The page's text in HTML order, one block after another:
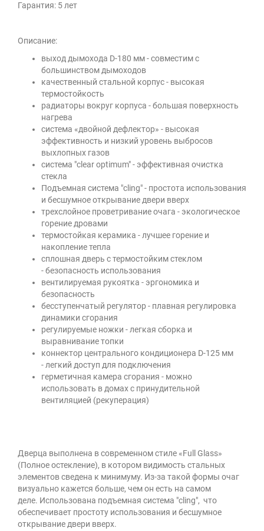
Гарантия: 5 лет
Описание:
выход дымохода D-180 мм - совместим с
большинством дымоходов
качественный стальной корпус - высокая
термостойкость
радиаторы вокруг корпуса - большая поверхность
нагрева
система «двойной дефлектор» - высокая
эффективность и низкий уровень выбросов
выхлопных газов
система "clear optimum" - эффективная очистка
стекла
Подъемная система "cling" - простота использования
и бесшумное открывание двери вверх
трехслойное проветривание очага - экологическое
горение дровами
термостойкая керамика - лучшее горение и
накопление тепла
сплошная дверь с термостойким стеклом
- безопасность использования
вентилируемая рукоятка - эргономика и
безопасность
бесступенчатый регулятор - плавная регулировка
динамики сгорания
регулируемые ножки - легкая сборка и
выравнивание топки
коннектор центрального кондиционера D-125 мм
- легкий доступ для подключения
герметичная камера сгорания - можно
использовать в домах с принудительной
вентиляцией (рекуперация)
Дверца выполнена в современном стиле «Full Glass»
(Полное остекление), в котором видимость стальных
элементов сведена к минимуму. Из-за такой формы очаг
визуально кажется больше, чем он есть на самом
деле. Использована подъемная система "cling", что
обеспечивает простоту использования и бесшумное
открывание двери вверх.